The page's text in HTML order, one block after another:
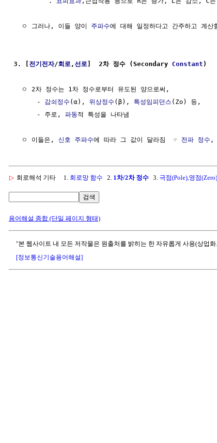
  ㅇ 그러나, 이들 양이
주파수에 대해 일정하다고 간주하고 계산
3. [ 전기전자/회로 , 선로 ]  2차 정수 (Secondary Constant )
  ㅇ 2차 정수는 1차 정수로부터 유도된 양으로써,
      -
감쇠정수 (α), 위상정수 (β), 특성임피던스 (Zo) 등,
      - 주로,
파동적 특성을 나타냄
  ㅇ 이들은,
신호 주파수에 따라 그 값이 달라짐  ☞ 전파 정수
▷ 회로해석 기타 1. 회로망 함수 2. 1차/2차 정수 3. 극점(Pole),영점(Zero)
검색
용어해설 종합 (단일 페이지 형태)
"본 웹사이트 내 모든 저작물은 원출처를 밝히는 한 자유롭게 사용(상업
[정보통신기술용어해설]